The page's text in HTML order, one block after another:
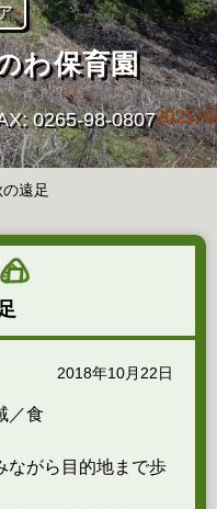
わ保育園
0265-98-0807
遠足
2018年10月22日
／食
ながら目的地まで歩